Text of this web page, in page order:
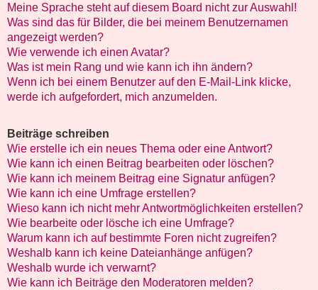
Meine Sprache steht auf diesem Board nicht zur Auswahl!
Was sind das für Bilder, die bei meinem Benutzernamen
angezeigt werden?
Wie verwende ich einen Avatar?
Was ist mein Rang und wie kann ich ihn ändern?
Wenn ich bei einem Benutzer auf den E-Mail-Link klicke,
werde ich aufgefordert, mich anzumelden.
Beiträge schreiben
Wie erstelle ich ein neues Thema oder eine Antwort?
Wie kann ich einen Beitrag bearbeiten oder löschen?
Wie kann ich meinem Beitrag eine Signatur anfügen?
Wie kann ich eine Umfrage erstellen?
Wieso kann ich nicht mehr Antwortmöglichkeiten erstellen?
Wie bearbeite oder lösche ich eine Umfrage?
Warum kann ich auf bestimmte Foren nicht zugreifen?
Weshalb kann ich keine Dateianhänge anfügen?
Weshalb wurde ich verwarnt?
Wie kann ich Beiträge den Moderatoren melden?